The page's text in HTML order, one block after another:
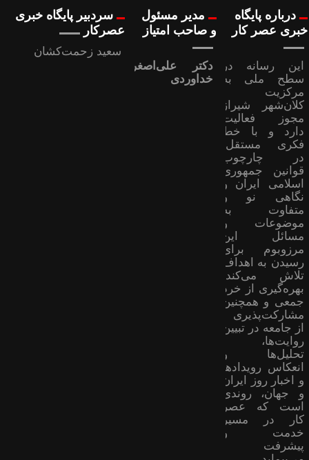
درباره پایگاه
خبری عصر کار
این رسانه در
سطح ملی به
مرکزیت
کلان‌شهر شیراز
مجوز فعالیت
دارد و با خط
فکری مستقل،
در چارچوب
قوانین جمهوری
اسلامی ایران و
نگاهی نو و
متفاوت به
موضوعات ‌و
مسائل این
مرزوبوم برای
رسیدن به اهداف
تلاش می‌کند؛
بهره‌گیری از خرد
جمعی و همچنین
مشارکت‌پذیری
از جامعه در تبیین
روایت‌ها،
تحلیل‌ها و
انعکاس رویدادها
و اخبار روز ایران
و جهان، روندی
است که عصر
کار در مسیر
خدمت و
پیشرفت
مدیر مسئول
و صاحب امتیاز
دکتر علی‌اصغر
خداوردی
سردبیر پایگاه خبری
عصرکار
سعید زحمت‌کشان